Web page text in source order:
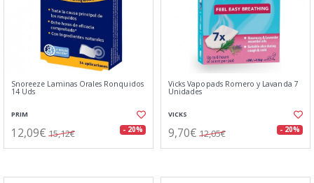
Snoreeze Laminas Orales Ronquidos
14 Uds
PRIM
12,09€ 15,12€ - 20%
Vicks Vapopads Romero y Lavanda 7
Unidades
VICKS
9,70€ 12,05€ - 20%